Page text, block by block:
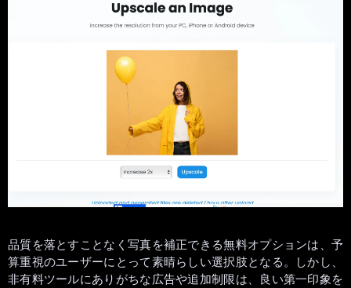
品質を落とすことなく写真を補正できる無料オプションは、予
算重視のユーザーにとって素晴らしい選択肢となる。しかし、
非有料ツールにありがちな広告や追加制限は、良い第一印象を